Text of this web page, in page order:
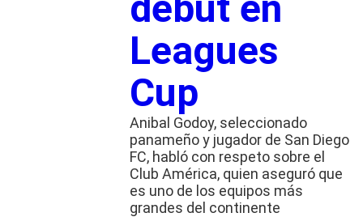
Leagues
Cup
Anibal Godoy, seleccionado
panameño y jugador de San Diego
FC, habló con respeto sobre el
Club América, quien aseguró que
es uno de los equipos más
grandes del continente